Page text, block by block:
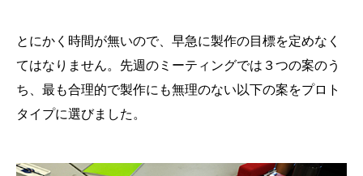
とにかく時間が無いので、早急に製作の目標を定めなく
てはなりません。先週のミーティングでは３つの案のう
ち、最も合理的で製作にも無理のない以下の案をプロト
タイプに選びました。